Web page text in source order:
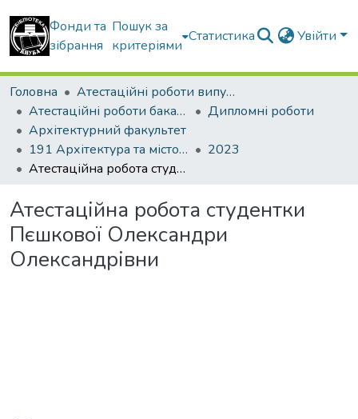
Фонди та
зібрання
Пошук за
критеріями
Статистика Увійти
Головна
Атестаційні роботи випускників
Атестаційні роботи бакалаврів
Дипломні роботи
Архітектурний факультет
191 Архітектура та містобудування
2023
Атестаційна робота студентки Пєшкової Олександри Олександрівни
Атестаційна робота студентки
Пєшкової Олександри
Олександрівни